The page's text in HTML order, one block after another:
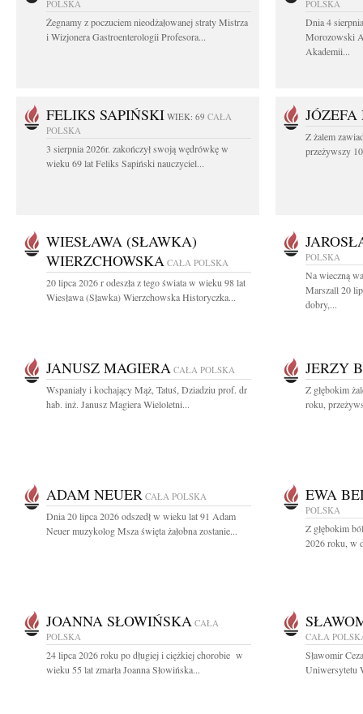
POLSKA
Żegnamy z poczuciem nieodżałowanej straty Mistrza
i Wizjonera Gastroenterologii Profesora...
POLSKA
Dnia 4
Morozowski
Akademii...
FELIKS SAPIŃSKI WIEK: 69 CAŁA
POLSKA
3 sierpnia 2026r. zakończył swoją wędrówkę w
wieku 69 lat Feliks Sapiński nauczyciel...
Z żalem
przeżywszy
WIESŁAWA (SŁAWKA)
WIERZCHOWSKA CAŁA POLSKA
20 lipca 2026 r odeszła z tego świata w wieku 98 lat
Wiesława (Sławka) Wierzchowska Historyczka...
POLSKA
Na wieczną
Marszall 20
dobry,...
JANUSZ MAGIERA CAŁA POLSKA
Wspaniały i kochający Mąż, Tatuś, Dziadziu prof. dr
hab. inż. Janusz Magiera Wieloletni...
JERZY
Z głębokim
roku,
ADAM NEUER CAŁA POLSKA
Dnia 20 lipca 2026 odszedł w wieku lat 91 Adam
Neuer muzykolog Msza święta żałobna zostanie...
EWA
POLSKA
Z głębokim
2026 roku, w
JOANNA SŁOWIŃSKA CAŁA
POLSKA
24 lipca 2026 roku po długiej i ciężkiej chorobie w
wieku 55 lat zmarła Joanna Słowińska...
CAŁA
Sławomir
Uniwersytetu